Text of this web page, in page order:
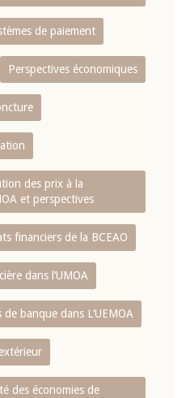
de paiement
Perspectives économiques
des prix à la
et perspectives
financiers de la BCEAO
dans l‘UMOA
banque dans L‘UEMOA
des économies de